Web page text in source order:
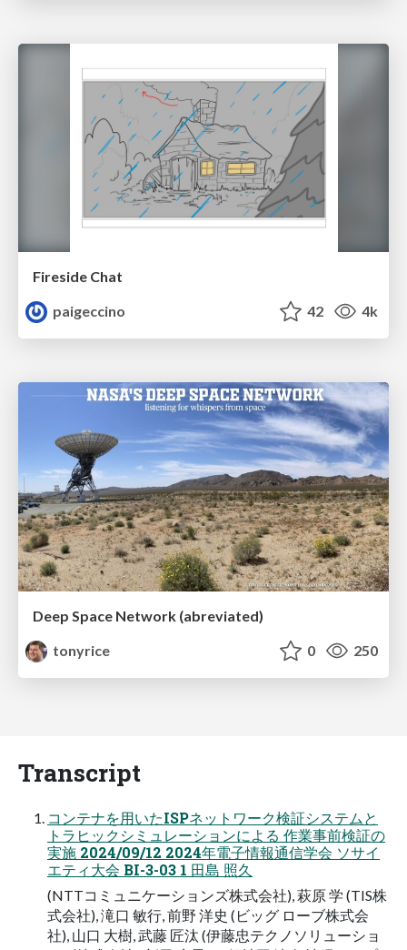
Fireside Chat
paigeccino
42 4k
Deep Space Network (abreviated)
tonyrice
0 250
Transcript
コンテナを用いたISPネットワーク検証システムと
トラヒックシミュレーションによる 作業事前検証の
実施 2024/09/12 2024年電子情報通信学会 ソサイ
エティ大会 BI-3-03 1 田島 照久
(NTTコミュニケーションズ株式会社), 萩原 学 (TIS株
式会社), 滝口 敏行, 前野 洋史 (ビッグ ローブ株式会
社), 山口 大樹, 武藤 匠汰 (伊藤忠テクノソリューショ